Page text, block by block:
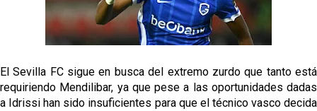
Oso es el siguiente en la lista para salir
Banquillos confirmados: así queda la cantera del
Sevilla Femenino para la 2026/27
El Sevilla FC sigue en busca del extremo zurdo que tanto está
requiriendo Mendilibar, ya que pese a las oportunidades dadas
a Idrissi han sido insuficientes para que el técnico vasco decida